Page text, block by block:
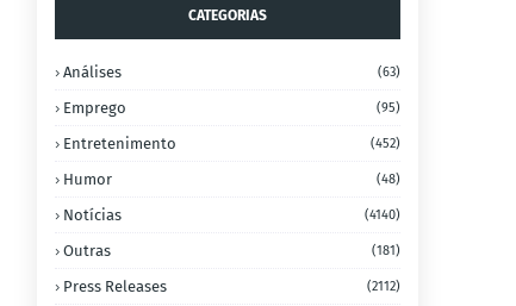
CATEGORIAS
Análises (63)
Emprego (95)
Entretenimento (452)
Humor (48)
Notícias (4140)
Outras (181)
Press Releases (2112)